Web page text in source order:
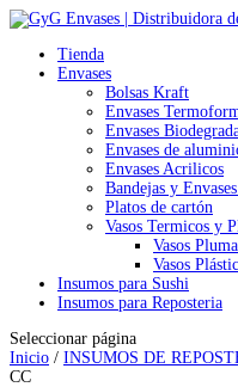
Tienda
Envases
Bolsas Kraft
Envases
Envases
Envases de
Envases Acrilicos
Bandejas y
Platos de cartón
Vasos Termicos y
Vasos
Vasos
Insumos para Sushi
Insumos para Reposteria
Seleccionar página
Inicio / INSUMOS DE
CC